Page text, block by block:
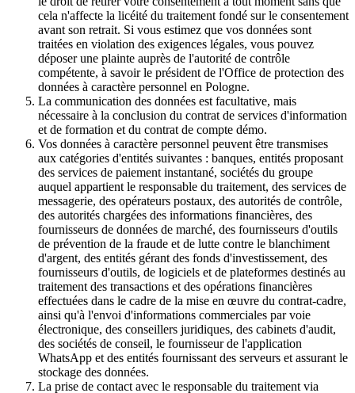
cela n'affecte la licéité du traitement fondé sur le consentement
avant son retrait. Si vous estimez que vos données sont
traitées en violation des exigences légales, vous pouvez
déposer une plainte auprès de l'autorité de contrôle
compétente, à savoir le président de l'Office de protection des
données à caractère personnel en Pologne.
La communication des données est facultative, mais
nécessaire à la conclusion du contrat de services d'information
et de formation et du contrat de compte démo.
Vos données à caractère personnel peuvent être transmises
aux catégories d'entités suivantes : banques, entités proposant
des services de paiement instantané, sociétés du groupe
auquel appartient le responsable du traitement, des services de
messagerie, des opérateurs postaux, des autorités de contrôle,
des autorités chargées des informations financières, des
fournisseurs de données de marché, des fournisseurs d'outils
de prévention de la fraude et de lutte contre le blanchiment
d'argent, des entités gérant des fonds d'investissement, des
fournisseurs d'outils, de logiciels et de plateformes destinés au
traitement des transactions et des opérations financières
effectuées dans le cadre de la mise en œuvre du contrat-cadre,
ainsi qu'à l'envoi d'informations commerciales par voie
électronique, des conseillers juridiques, des cabinets d'audit,
des sociétés de conseil, le fournisseur de l'application
WhatsApp et des entités fournissant des serveurs et assurant le
stockage des données.
La prise de contact avec le responsable du traitement via